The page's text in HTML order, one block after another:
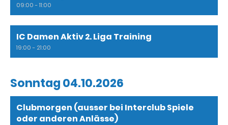
09:00 - 11:00
IC Damen Aktiv 2. Liga Training
19:00 - 21:00
Sonntag 04.10.2026
Clubmorgen (ausser bei Interclub Spiele
oder anderen Anlässe)